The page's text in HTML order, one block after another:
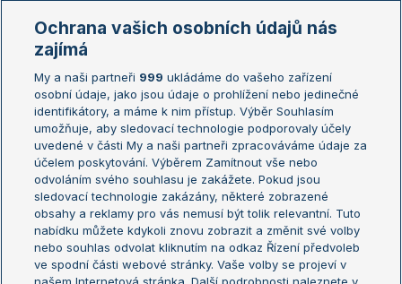
Žebříčky
Žebříček ATP (muži)
Žebříček WTA (ženy)
Sázkařský žebříček
Australian Open
French Open
Wimbledon
US Open
Turnaj mistrů
Turnaj mistryň
Aktualní trendy
Fotbalové přestupy
Ochrana vašich osobních údajů nás
zajímá
My a naši partneři 999 ukládáme do vašeho zařízení
osobní údaje, jako jsou údaje o prohlížení nebo jedinečné
identifikátory, a máme k nim přístup. Výběr Souhlasím
umožňuje, aby sledovací technologie podporovaly účely
uvedené v části My a naši partneři zpracováváme údaje za
účelem poskytování. Výběrem Zamítnout vše nebo
odvoláním svého souhlasu je zakážete. Pokud jsou
sledovací technologie zakázány, některé zobrazené
obsahy a reklamy pro vás nemusí být tolik relevantní. Tuto
nabídku můžete kdykoli znovu zobrazit a změnit své volby
nebo souhlas odvolat kliknutím na odkaz Řízení předvoleb
ve spodní části webové stránky. Vaše volby se projeví v